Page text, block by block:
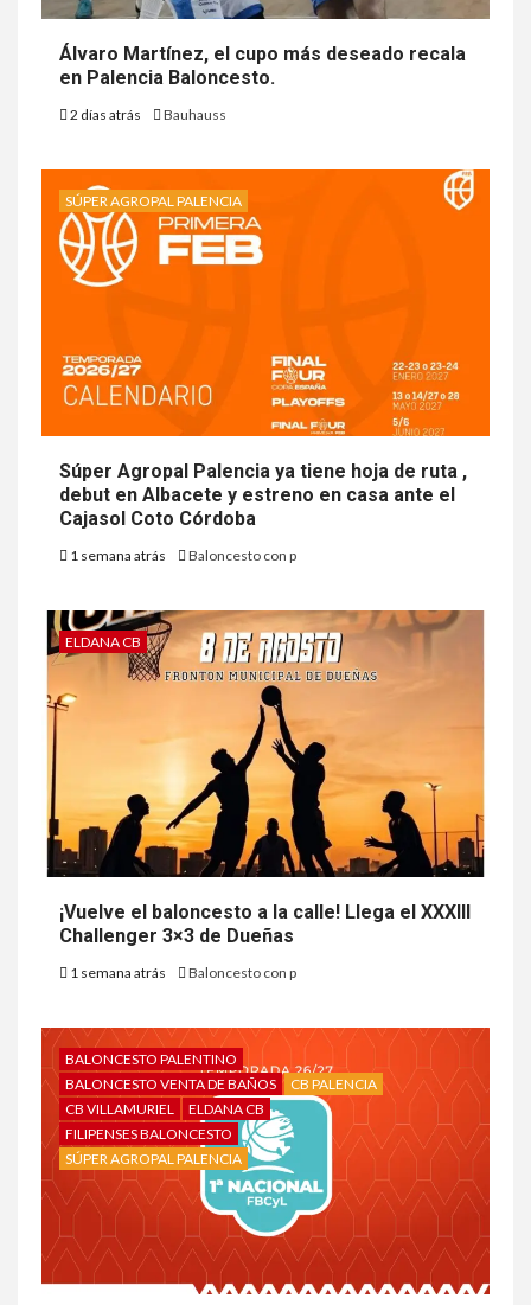
Álvaro Martínez, el cupo más deseado recala
en Palencia Baloncesto.
2 días atrás Bauhauss
SÚPER AGROPAL PALENCIA
Súper Agropal Palencia ya tiene hoja de ruta ,
debut en Albacete y estreno en casa ante el
Cajasol Coto Córdoba
1 semana atrás Baloncesto con p
ELDANA CB
¡Vuelve el baloncesto a la calle! Llega el XXXIII
Challenger 3×3 de Dueñas
1 semana atrás Baloncesto con p
BALONCESTO PALENTINO
BALONCESTO VENTA DE BAÑOS
CB PALENCIA
CB VILLAMURIEL
ELDANA CB
FILIPENSES BALONCESTO
SÚPER AGROPAL PALENCIA